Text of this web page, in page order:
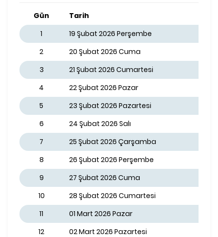
Gün Tarih
1
19 Şubat 2026 Perşembe
2
20 Şubat 2026 Cuma
3
21 Şubat 2026 Cumartesi
4
22 Şubat 2026 Pazar
5
23 Şubat 2026 Pazartesi
6
24 Şubat 2026 Salı
7
25 Şubat 2026 Çarşamba
8
26 Şubat 2026 Perşembe
9
27 Şubat 2026 Cuma
10
28 Şubat 2026 Cumartesi
11
01 Mart 2026 Pazar
12
02 Mart 2026 Pazartesi